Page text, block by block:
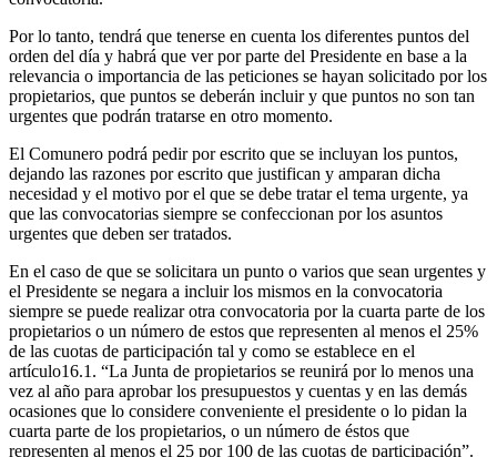
Por lo tanto, tendrá que tenerse en cuenta los diferentes puntos del
orden del día y habrá que ver por parte del Presidente en base a la
relevancia o importancia de las peticiones se hayan solicitado por los
propietarios, que puntos se deberán incluir y que puntos no son tan
urgentes que podrán tratarse en otro momento.
El Comunero podrá pedir por escrito que se incluyan los puntos,
dejando las razones por escrito que justifican y amparan dicha
necesidad y el motivo por el que se debe tratar el tema urgente, ya
que las convocatorias siempre se confeccionan por los asuntos
urgentes que deben ser tratados.
En el caso de que se solicitara un punto o varios que sean urgentes y
el Presidente se negara a incluir los mismos en la convocatoria
siempre se puede realizar otra convocatoria por la cuarta parte de los
propietarios o un número de estos que representen al menos el 25%
de las cuotas de participación tal y como se establece en el
artículo16.1. “La Junta de propietarios se reunirá por lo menos una
vez al año para aprobar los presupuestos y cuentas y en las demás
ocasiones que lo considere conveniente el presidente o lo pidan la
cuarta parte de los propietarios, o un número de éstos que
representen al menos el 25 por 100 de las cuotas de participación”.